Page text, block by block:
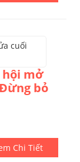
hội mở
bỏ
Chi Tiết